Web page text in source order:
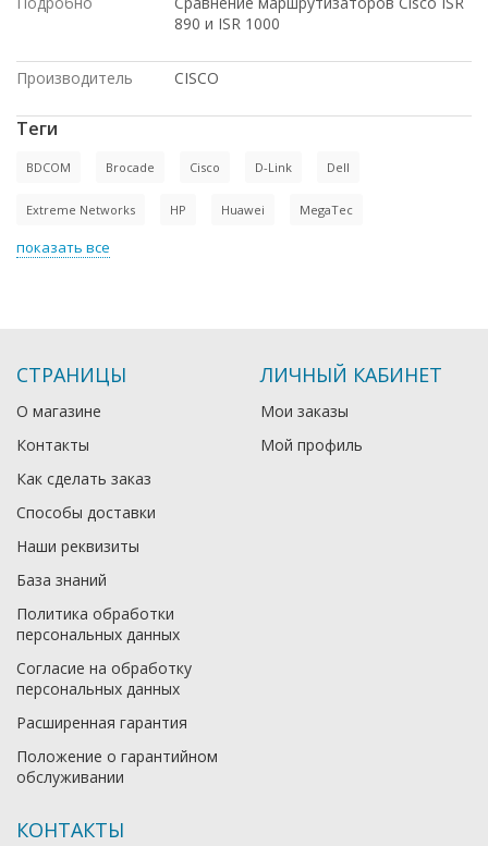
890 и ISR 1000
Производитель CISCO
Теги
BDCOM Brocade Cisco D-Link Dell
Extreme Networks HP Huawei MegaTec
показать все
СТРАНИЦЫ
О магазине
Контакты
Как сделать заказ
Способы доставки
Наши реквизиты
База знаний
Политика обработки
персональных данных
Согласие на обработку
персональных данных
Расширенная гарантия
Положение о гарантийном
обслуживании
ЛИЧНЫЙ КАБИНЕТ
Мои заказы
Мой профиль
КОНТАКТЫ